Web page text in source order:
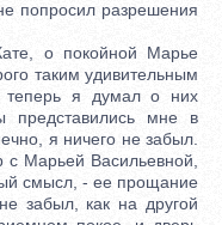
попросил разрешения
о покойной Марье
таким удивительным
теперь я думал о них
мне в
я ничего не забыл.
Марьей Васильевной,
смысл, - ее прощание
забыл, как на другой